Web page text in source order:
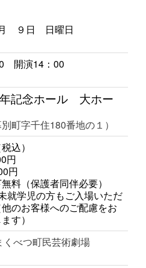
９ 日 日曜日
開演14：00
記念ホール 大ホー
別町字千住180番地の１）
込）
円
円
料（保護者同伴必要）
就学児の方もご入場いただ
のお客様へのご配慮をお
す）
くべつ町民芸術劇場